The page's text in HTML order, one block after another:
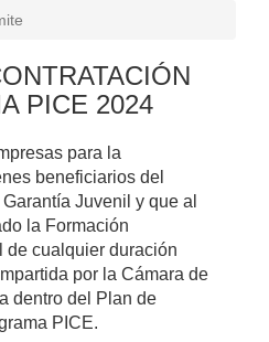
PICE 2024
para la
beneficiarios del
Juvenil y que al
la Formación
de cualquier duración
por la Cámara de
dentro del Plan de
PICE.